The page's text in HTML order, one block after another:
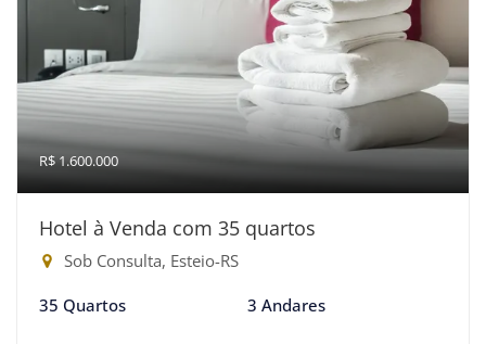
R$ 1.600.000
Hotel à Venda com 35 quartos
Sob Consulta, Esteio-RS
35 Quartos 3 Andares